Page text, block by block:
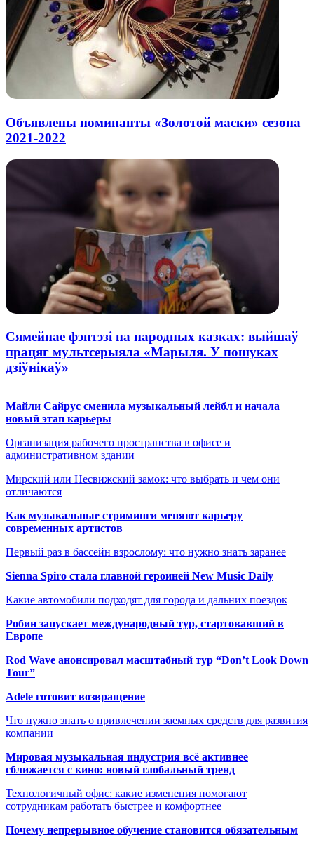
Объявлены номинанты «Золотой маски» сезона
2021-2022
Сямейнае фэнтэзі па народных казках: выйшаў
працяг мультсерыяла «Марыля. У пошуках
дзіўнікаў»
Майли Сайрус сменила музыкальный лейбл и начала
новый этап карьеры
Организация рабочего пространства в офисе и
административном здании
Мирский или Несвижский замок: что выбрать и чем они
отличаются
Как музыкальные стриминги меняют карьеру
современных артистов
Первый раз в бассейн взрослому: что нужно знать заранее
Sienna Spiro стала главной героиней New Music Daily
Какие автомобили подходят для города и дальних поездок
Робин запускает международный тур, стартовавший в
Европе
Rod Wave анонсировал масштабный тур “Don’t Look Down
Tour”
Adele готовит возвращение
Что нужно знать о привлечении заемных средств для развития
компании
Мировая музыкальная индустрия всё активнее
сближается с кино: новый глобальный тренд
Технологичный офис: какие изменения помогают
сотрудникам работать быстрее и комфортнее
Почему непрерывное обучение становится обязательным